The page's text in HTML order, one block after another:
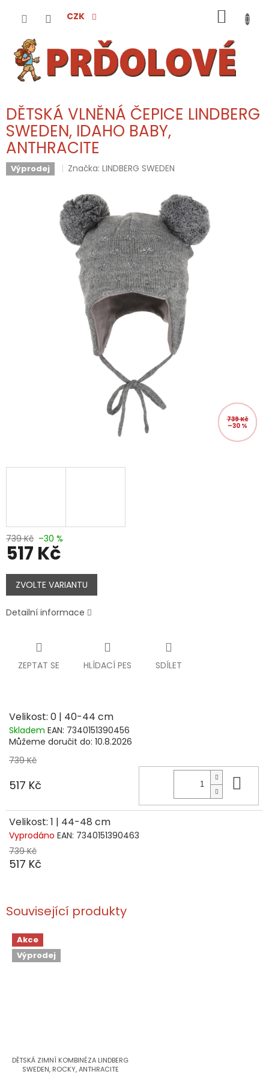
CZK
KOŠÍK
DĚTSKÁ VLNĚNÁ ČEPICE LINDBERG
SWEDEN, IDAHO BABY,
ANTHRACITE
Výprodej Značka:LINDBERG SWEDEN
739 Kč
–30 %
739 Kč –30 %
517 Kč
Měrná
cena:
ZVOLTE VARIANTU
Detailní informace
ZEPTAT SE HLÍDACÍ PES SDÍLET
Velikost: 0 | 40-44 cm
Skladem EAN: 7340151390456
Můžeme doručit do: 10.8.2026
739 Kč
517 Kč
Velikost: 1 | 44-48 cm
Vyprodáno EAN: 7340151390463
739 Kč
517 Kč
Související produkty
Akce
Výprodej
DĚTSKÁ ZIMNÍ KOMBINÉZA LINDBERG
SWEDEN, ROCKY, ANTHRACITE